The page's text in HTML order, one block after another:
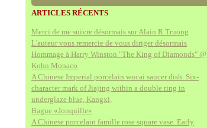
ARTICLES RÉCENTS
Merci de me suivre désormais sur Alain.R.Truong
L'auteur vous remercie de vous diriger désormais
Hommage à Harry Winston "The King of Diamonds" @
Kohn Monaco
A Chinese Imperial porcelain wucai saucer dish. Six-
character mark of Jiajing within a double ring in
underglaze blue, Kangxi,
Bague «Jonquille»
A Chinese porcelain famille rose square vase. Early